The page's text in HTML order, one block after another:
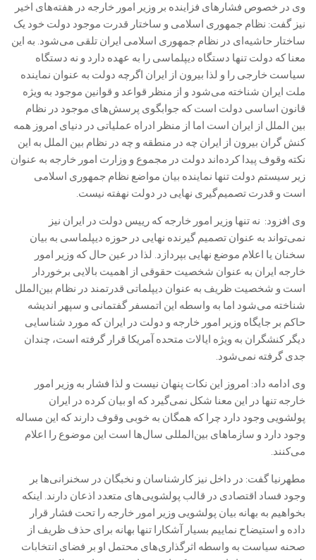
وی در خصوص فشارهای فزاینده بر وزیر امور خارجه در هفته‌های اخیر
نیز گفت: نظام جمهوری اسلامی و ساختار قدرت موجود دولت خود یک
ساختار حاشیه‌ای در نظام جمهوری اسلامی ایران تلقی می‌شود. به این
معنا که دولت تنها دستگاه دیپلماسی را به عهده دارد و نه دستگاه
سیاست خارجی را و لذا بیرون از ایران اگرچه دولت به عنوان نماینده
ملت ایران شناخته می‌شود و از منظر قواعد و قوانین موجود به ویژه
قانون اساسی دولت است که جوابگوی پرسش‌های موجود در نظام
بین الملل از ایران است اما از منظر ادراه عملیاتی در دنیای امروز همه
کنش گران بیرون از ایران چه در منطقه و چه در نظام بین الملل به این
نکته وقوف پیدا کرده‌اند دولت در مجموع و وزارت امور خارجه به عنوان
زیر سیستم دولت تنها نماینده بیان مواضع نظام جمهوری اسلامی
است و قدرت تصمیم‌گیری نهایی در دولت نهفته نیست.
وی افزود: نه تنها وزیر امور خارجه که رییس دولت در ایران نیز
نمی‌تواند به عنوان تصمیم گیرنده نهایی در حوزه دیپلماسی به بیان
سخنان یا اعلام موضع نهایی بپردازد. لذا در عین حال که وزیر امور
خارجه ایران به عنوان شخصیت حقوقی از اهمیت بالایی برخوردار
است و شخصیت ظریف به عنوان دیپلماتی قدرتمند در نظام بین‌الملل
شناخته می‌شود اما به واسطه این اتمسفر گفتمانی و سپهر اندیشه
حاکم بر جایگاه وزیر امور خارجه و دولت در ایران که مورد شناسایی
دیگر کنشگران به ویژه ایالات متحده آمریکا قرار گرفته است، چندان
جدی گرفته نمی‌شود.
وی ادامه داد: امروز این نکات پنهان نیست و لذا فشار به وزیر امور
خارجه تنها در این معنا شکل نمی‌گیرد که او بیان کرده در ایران
پولشویی وجود دارد چرا که همگان به خوبی وقوف دارند که این مساله
وجود دارد و سازما‌های بین‌المللی سال‌ها است این موضوع را اعلام
می‌کنند.
مطهرنیا گفت: در داخل نیز کارشناسان و نخبگان در سخنرانی‌ها بر
وجود فساد اقتصادی در قالب پولشویی‌های متعدد اذعان دارند. اینکه
بخواهیم به بهانه بیان پولشویی وزیر امور خارجه را تحت فشار قرار
داده و استیضاح نماییم بسیار آشکارا تنها بهانه برای حذف ظریف از
صحنه سیاست به واسطه اثرگذاری‌های محتمل او بر فضای انتخابات